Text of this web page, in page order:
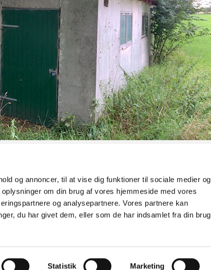
og annoncer, til at vise dig funktioner til sociale medier og
om din brug af vores hjemmeside med vores
og analysepartnere. Vores partnere kan
du har givet dem, eller som de har indsamlet fra din brug
Statistik Marketing
7490 Aulum - Hodsager Kirke, Hovedgaden 26, Hodsager, 7490 Aulum
fre. 9-12. -
Kirkegårdskontoret23 10 95 69 hverdage 10-10.30
Lavdal Jerup: 30 36 79 06 chlj@km.dk - Mandag er fridag.
Oslo Tidemand: 30 36 20 66 jot@km.dk - Mandag er fridag.
aulum.sogn@km.dk - hodsager.sogn@km.dk